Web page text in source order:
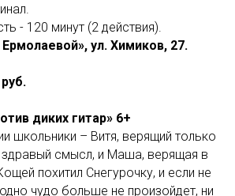
- 120 минут (2 действия).
ул. Химиков, 27.
диких гитар» 6+
школьники – Витя, верящий только
здравый смысл, и Маша, верящая в
похитил Снегурочку, и если не
чудо больше не произойдет, ни